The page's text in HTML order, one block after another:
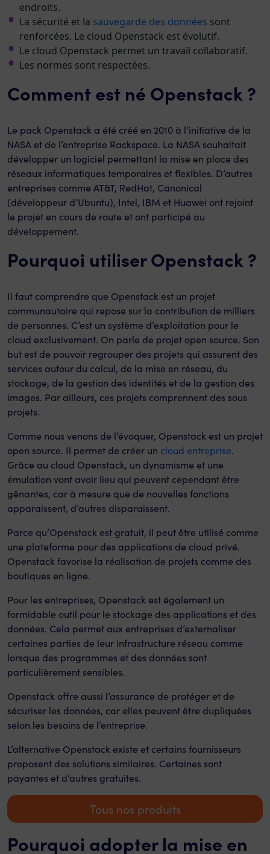
endroits.
La sécurité et la sauvegarde des données sont
renforcées. Le cloud Openstack est évolutif.
Le cloud Openstack permet un travail collaboratif.
Les normes sont respectées.
Comment est né Openstack ?
Le pack Openstack a été créé en 2010 à l’initiative de la
NASA et de l’entreprise Rackspace. La NASA souhaitait
développer un logiciel permettant la mise en place des
réseaux informatiques temporaires et flexibles. D’autres
entreprises comme AT&T, RedHat, Canonical
(développeur d’Ubuntu), Intel, IBM et Huawei ont rejoint
le projet en cours de route et ont participé au
développement.
Pourquoi utiliser Openstack ?
Il faut comprendre que Openstack est un projet
communautaire qui repose sur la contribution de milliers
de personnes. C’est un système d’exploitation pour le
cloud exclusivement. On parle de projet open source. Son
but est de pouvoir regrouper des projets qui assurent des
services autour du calcul, de la mise en réseau, du
stockage, de la gestion des identités et de la gestion des
images. Par ailleurs, ces projets comprennent des sous
projets.
Comme nous venons de l’évoquer, Openstack est un projet
open source. Il permet de créer un cloud entreprise.
Grâce au cloud Openstack, un dynamisme et une
émulation vont avoir lieu qui peuvent cependant être
gênantes, car à mesure que de nouvelles fonctions
apparaissent, d’autres disparaissent.
Parce qu’Openstack est gratuit, il peut être utilisé comme
une plateforme pour des applications de cloud privé.
Openstack favorise la réalisation de projets comme des
boutiques en ligne.
Pour les entreprises, Openstack est également un
formidable outil pour le stockage des applications et des
données. Cela permet aux entreprises d’externaliser
certaines parties de leur infrastructure réseau comme
lorsque des programmes et des données sont
particulièrement sensibles.
Openstack offre aussi l’assurance de protéger et de
sécuriser les données, car elles peuvent être dupliquées
selon les besoins de l’entreprise.
L’alternative Openstack existe et certains fournisseurs
proposent des solutions similaires. Certaines sont
payantes et d’autres gratuites.
Tous nos produits
Pourquoi adopter la mise en